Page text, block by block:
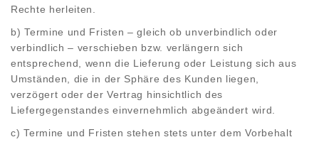
Rechte herleiten.
b) Termine und Fristen – gleich ob unverbindlich oder
verbindlich – verschieben bzw. verlängern sich
entsprechend, wenn die Lieferung oder Leistung sich aus
Umständen, die in der Sphäre des Kunden liegen,
verzögert oder der Vertrag hinsichtlich des
Liefergegenstandes einvernehmlich abgeändert wird.
c) Termine und Fristen stehen stets unter dem Vorbehalt